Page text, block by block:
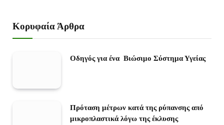
Κορυφαία Άρθρα
Οδηγός για ένα Βιώσιμο Σύστημα Υγείας
Πρόταση μέτρων κατά της ρύπανσης από
μικροπλαστικά λόγω της έκλυσης